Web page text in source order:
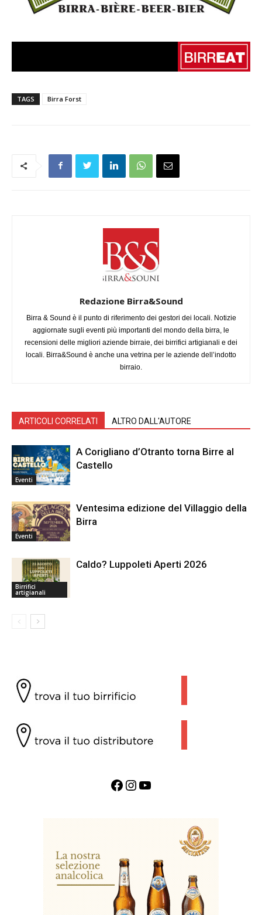
TAGS Birra Forst
Redazione Birra&Sound
Birra & Sound è il punto di riferimento dei gestori dei locali. Notizie
aggiornate sugli eventi più importanti del mondo della birra, le
recensioni delle migliori aziende birraie, dei birrifici artigianali e dei
locali. Birra&Sound è anche una vetrina per le aziende dell’indotto
birraio.
ARTICOLI CORRELATI ALTRO DALL'AUTORE
Eventi
A Corigliano d’Otranto torna Birre al
Castello
Eventi
Ventesima edizione del Villaggio della
Birra
Birrifici
artigianali
Caldo? Luppoleti Aperti 2026
Facebook InstagramYouTube